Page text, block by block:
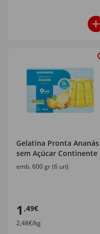
Gelatina Pronta Ananás
sem Açúcar Continente
emb. 600 gr (6 un)
1 ,49€
2,48€/kg